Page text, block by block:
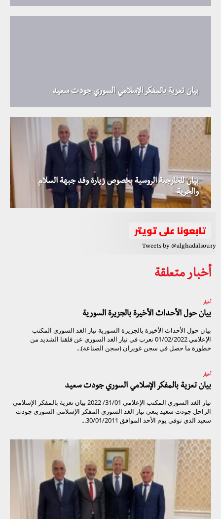
بيان تعزية بالمفكر الإسلامي السوري جودت سعيد
بيان للخارجية الروسية بخصوص زيارة وفد جبهة السلام
والحرية
تابعونا على تويتر
Tweets by @alghadalsoury
أخبار متعلقة
أخبار
بيان حول الأحداث الأخيرة بالجزيرة السورية
بيان حول الأحداث الأخيرة بالجزيرة السورية تيار الغد السوري المكتب
الإعلامي 01/02/2022 نعرب في تيار الغد السوري عن قلقنا الشديد من
خطورة ما حصل في سجن غويران (سجن الصناعة)...
أخبار
بيان تعزية بالمفكر الإسلامي السوري جودت سعيد
تيار الغد السوري المكتب الإعلامي 31/01/ 2022 بيان تعزية بالمفكر الإسلامي
الراحل جودت سعيد ينعى تيار الغد السوري المفكر الإسلامي السوري جودت
سعيد الذي توفي يوم الأحد الموافق 30/01/2011...